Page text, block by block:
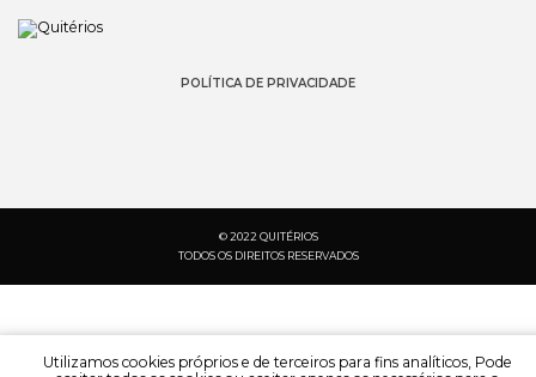
POLÍTICA DE PRIVACIDADE
© 2022 QUITÉRIOS
TODOS OS DIREITOS RESERVADOS
Utilizamos cookies próprios e de terceiros para fins analíticos, Pode